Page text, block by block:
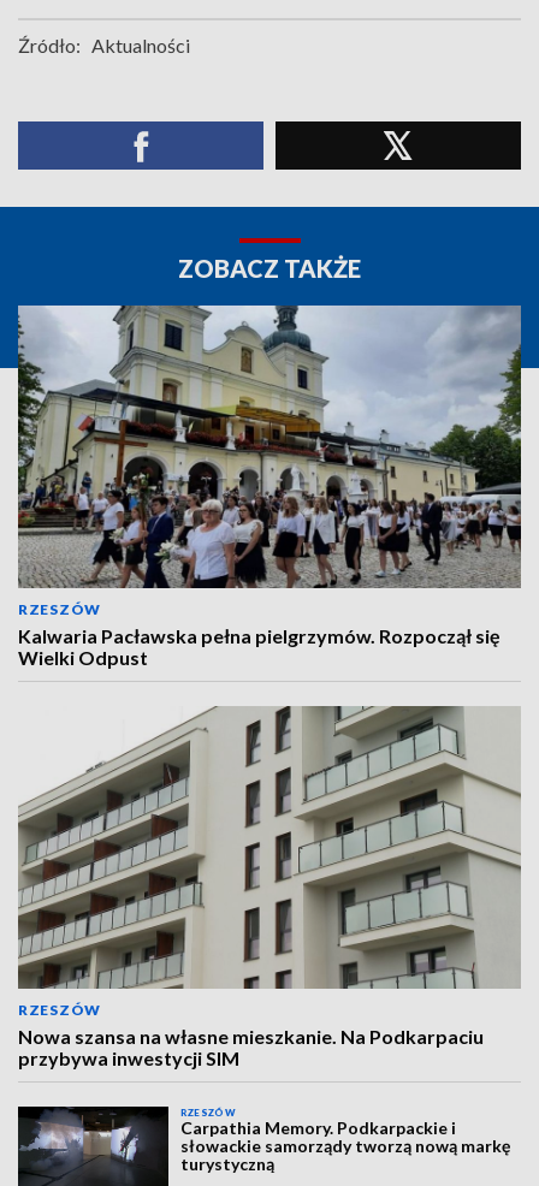
Źródło: Aktualności
ZOBACZ TAKŻE
RZESZÓW
Kalwaria Pacławska pełna pielgrzymów. Rozpoczął się
Wielki Odpust
RZESZÓW
Nowa szansa na własne mieszkanie. Na Podkarpaciu
przybywa inwestycji SIM
RZESZÓW
Carpathia Memory. Podkarpackie i
słowackie samorządy tworzą nową markę
turystyczną